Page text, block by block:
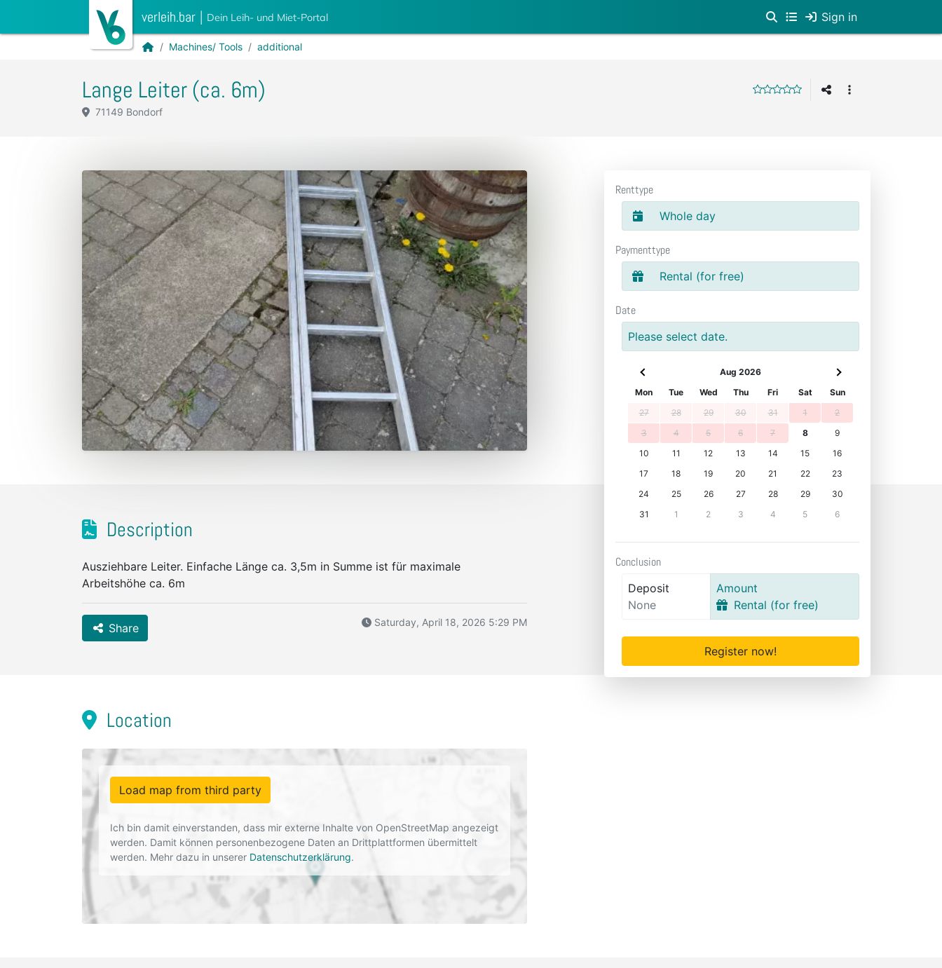
verleih.bar | Dein Leih- und Miet-Portal Sign in
Machines/ Tools additional
Lange Leiter (ca. 6m)
71149 Bondorf
Renttype
Whole day
Paymenttype
Rental (for free)
Date
Please select date.
Aug 2026
Mon
Tue Wed Thu Fri Sat
Sun
27
28 29 30 31 1
2
3
4 5 6 7 8
9
10
11 12 13 14 15
16
17
18 19 20 21 22
23
24
25 26 27 28 29
30
31
1 2 3 4 5 6
Conclusion
Deposit
None
Amount
Rental (for free)
Register now!
Description
Ausziehbare Leiter. Einfache Länge ca. 3,5m in Summe ist für maximale
Arbeitshöhe ca. 6m
Share Saturday, April 18, 2026 5:29 PM
Location
Load map from third party
Ich bin damit einverstanden, dass mir externe Inhalte von OpenStreetMap angezeigt
werden. Damit können personenbezogene Daten an Drittplattformen übermittelt
werden. Mehr dazu in unserer Datenschutzerklärung.